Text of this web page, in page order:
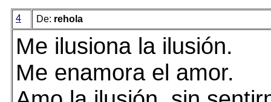
4 De: rehola
Me ilusiona la ilusión.
Me enamora el amor.